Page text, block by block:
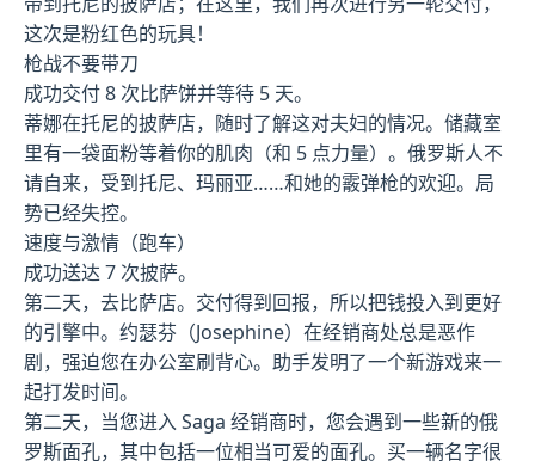
这次是粉红色的玩具！
枪战不要带刀
成功交付 8 次比萨饼并等待 5 天。
蒂娜在托尼的披萨店，随时了解这对夫妇的情况。储藏室
里有一袋面粉等着你的肌肉（和 5 点力量）。俄罗斯人不
请自来，受到托尼、玛丽亚……和她的霰弹枪的欢迎。局
势已经失控。
速度与激情（跑车）
成功送达 7 次披萨。
第二天，去比萨店。交付得到回报，所以把钱投入到更好
的引擎中。约瑟芬（Josephine）在经销商处总是恶作
剧，强迫您在办公室刷背心。助手发明了一个新游戏来一
起打发时间。
第二天，当您进入 Saga 经销商时，您会遇到一些新的俄
罗斯面孔，其中包括一位相当可爱的面孔。买一辆名字很